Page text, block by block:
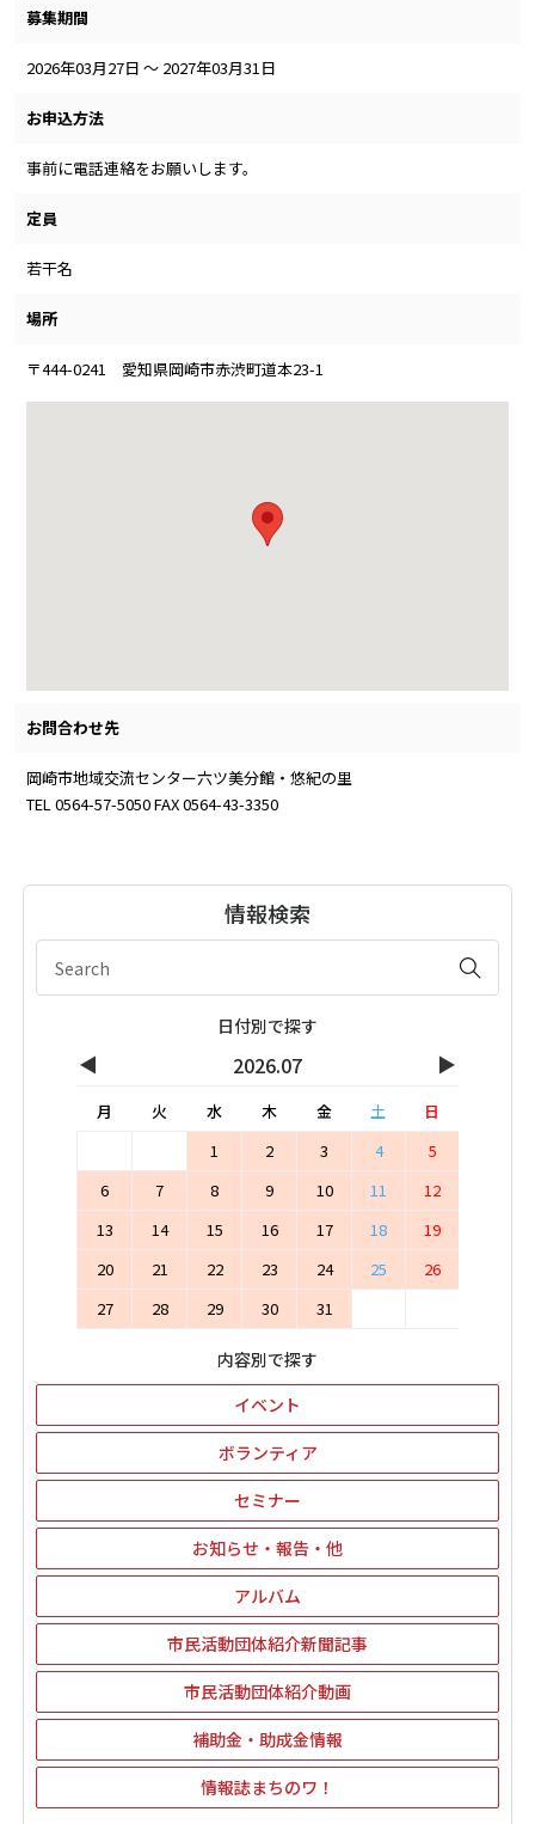
募集期間
2026年03月27日 ～ 2027年03月31日
お申込方法
事前に電話連絡をお願いします。
定員
若干名
場所
〒444-0241 愛知県岡崎市赤渋町道本23-1
お問合わせ先
岡崎市地域交流センター六ツ美分館・悠紀の里
TEL 0564-57-5050 FAX 0564-43-3350
情報検索
日付別で探す
◀ 2026.07 ▶
月 火 水 木 金 土
日
1
2 3 4
5
6
7 8 9 10 11
12
13
14 15 16 17 18
19
20
21 22 23 24 25
26
27
28 29 30 31
内容別で探す
イベント
ボランティア
セミナー
お知らせ・報告・他
アルバム
市民活動団体紹介新聞記事
市民活動団体紹介動画
補助金・助成金情報
情報誌まちのワ！